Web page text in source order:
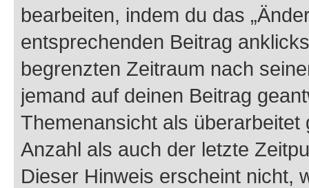
bearbeiten, indem du das
entsprechenden Beitrag
begrenzten Zeitraum nach
jemand auf deinen Beitrag
Themenansicht als
Anzahl als auch der letzte
Dieser Hinweis erscheint nicht,